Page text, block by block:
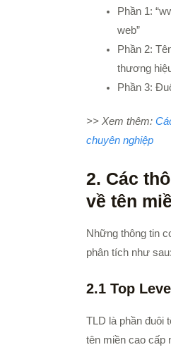
Phần 1:
web”
Phần 2:
thương
Phần 3:
>> Xem thêm:
chuyên nghiệp
2. Các
về tên
Những thông tin
phân tích như sau:
2.1 Top
TLD là phần đuôi
tên miền cao cấp